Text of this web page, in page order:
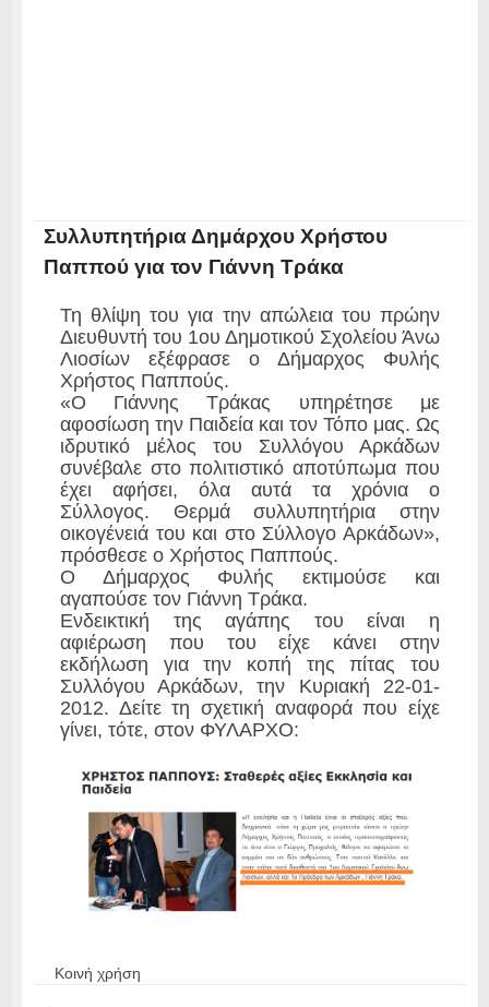
Συλλυπητήρια Δημάρχου Χρήστου
Παππού για τον Γιάννη Τράκα
Τη θλίψη του για την απώλεια του πρώην
Διευθυντή του 1ου Δημοτικού Σχολείου Άνω
Λιοσίων εξέφρασε ο Δήμαρχος Φυλής
Χρήστος Παππούς.
«Ο Γιάννης Τράκας υπηρέτησε με
αφοσίωση την Παιδεία και τον Τόπο μας. Ως
ιδρυτικό μέλος του Συλλόγου Αρκάδων
συνέβαλε στο πολιτιστικό αποτύπωμα που
έχει αφήσει, όλα αυτά τα χρόνια ο
Σύλλογος. Θερμά συλλυπητήρια στην
οικογένειά του και στο Σύλλογο Αρκάδων»,
πρόσθεσε ο Χρήστος Παππούς.
Ο Δήμαρχος Φυλής εκτιμούσε και
αγαπούσε τον Γιάννη Τράκα.
Ενδεικτική της αγάπης του είναι η
αφιέρωση που του είχε κάνει στην
εκδήλωση για την κοπή της πίτας του
Συλλόγου Αρκάδων, την Κυριακή 22-01-
2012. Δείτε τη σχετική αναφορά που είχε
γίνει, τότε, στον ΦΥΛΑΡΧΟ:
Κοινή χρήση